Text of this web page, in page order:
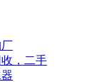
，二手